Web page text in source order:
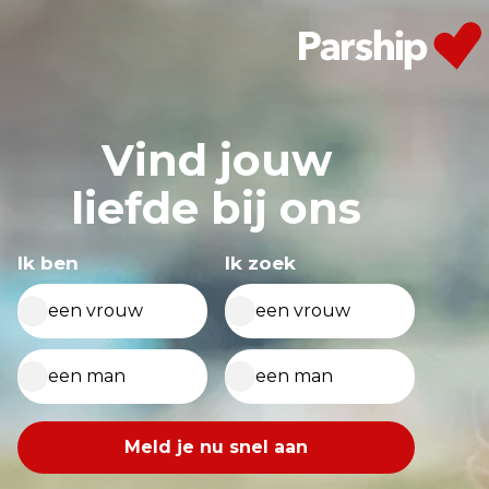
Vind jouw
liefde bij ons
Ik ben
een vrouw
een man
Ik zoek
een vrouw
een man
E-
mailadres
Meld je nu snel aan